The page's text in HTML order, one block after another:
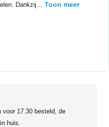
Dankzij… Toon meer
voor 17.30 besteld, de
huis.